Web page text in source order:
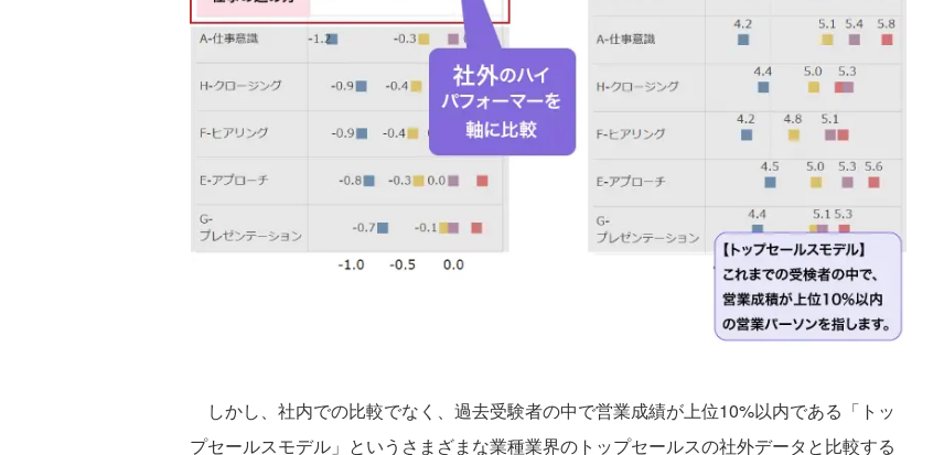
しかし、社内での比較でなく、過去受験者の中で営業成績が上位10%以内である「トッ
プセールスモデル」というさまざまな業種業界のトップセールスの社外データと比較する